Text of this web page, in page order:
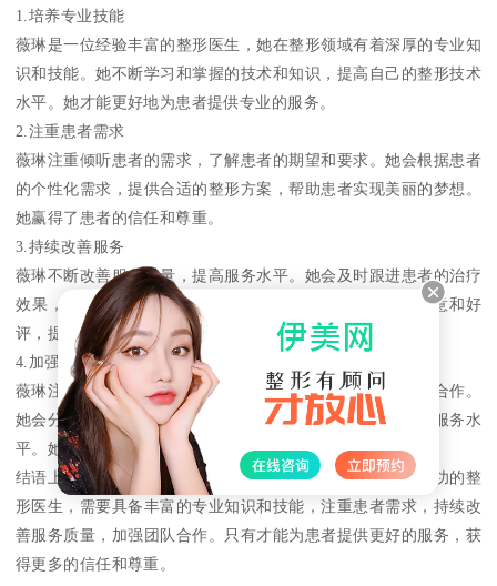
1.培养专业技能
薇琳是一位经验丰富的整形医生，她在整形领域有着深厚的专业知
识和技能。她不断学习和掌握的技术和知识，提高自己的整形技术
水平。她才能更好地为患者提供专业的服务。
2.注重患者需求
薇琳注重倾听患者的需求，了解患者的期望和要求。她会根据患者
的个性化需求，提供合适的整形方案，帮助患者实现美丽的梦想。
她赢得了患者的信任和尊重。
3.持续改善服务
薇琳不断改善服务质量，提高服务水平。她会及时跟进患者的治疗
效果，积极解决患者的问题和困惑。她能够赢得患者的满意和好
评，提升医院的品牌价值。
4.加强团队合作
薇琳注重团队合作，积极与其他医生、护士和管理人员沟通合作。
她会分享自己的经验和知识，帮助团队成员提高整形技术和服务水
平。她能够带领团队不断进步，为患者提供更好的服务。
结语上海整形医院薇琳的成功经验告诉我们，要成为一名成功的整
形医生，需要具备丰富的专业知识和技能，注重患者需求，持续改
善服务质量，加强团队合作。只有才能为患者提供更好的服务，获
得更多的信任和尊重。